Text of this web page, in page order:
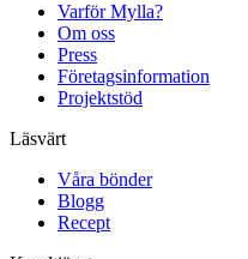
Varför Mylla?
Om oss
Press
Företagsinformation
Projektstöd
Läsvärt
Våra bönder
Blogg
Recept